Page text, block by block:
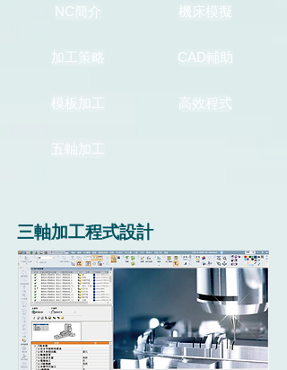
NC簡介
加工策略
模板加工
機床模擬
CAD輔助
高效程式
五軸加工
三軸加工程式設計